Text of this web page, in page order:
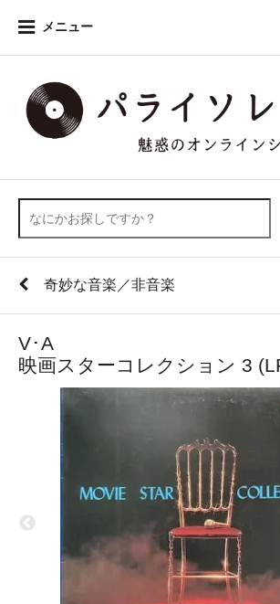
メニュー
奇妙な音楽／非音楽
V･A
映画スターコレクション 3